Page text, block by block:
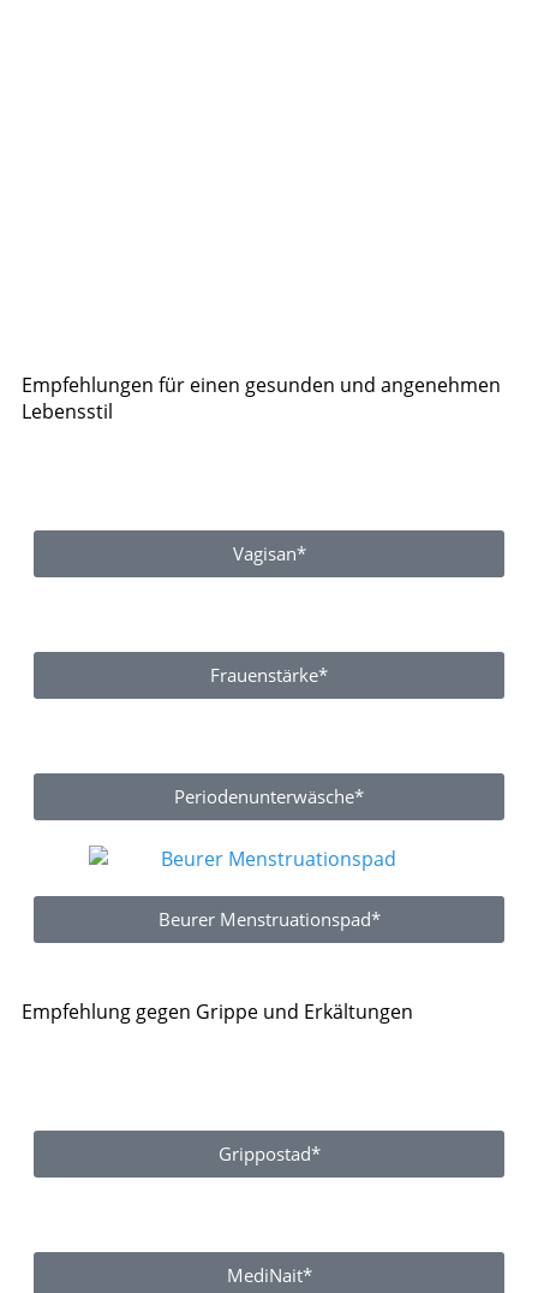
Empfehlungen für einen gesunden und angenehmen
Lebensstil
Vagisan*
Frauenstärke*
Periodenunterwäsche*
Beurer Menstruationspad*
Empfehlung gegen Grippe und Erkältungen
Grippostad*
MediNait*